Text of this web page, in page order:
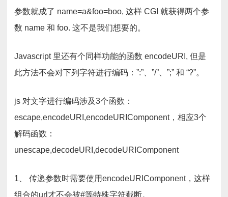
参数就成了 name=a&foo=boo, 这样 CGI 就获得两个参
数 name 和 foo. 这不是我们想要的。
Javascript 里还有个同样功能的函数 encodeURI, 但是
此方法不会对下列字符进行编码：”:”、”/”、”;” 和 “?”。
js 对文字进行编码涉及3个函数：
escape,encodeURI,encodeURIComponent，相应3个
解码函数：
unescape,decodeURI,decodeURIComponent
1、 传递参数时需要使用encodeURIComponent，这样
组合的url才不会被#等特殊字符截断。